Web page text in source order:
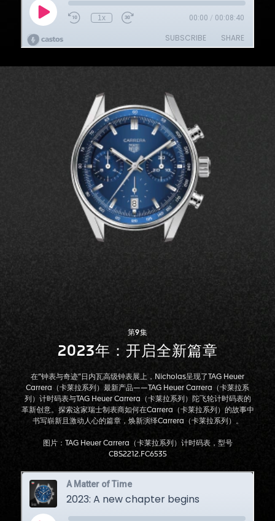
第9集
2023年：开启全新篇章
在“钟表与奇迹”日内瓦高级钟表展上，Nicholas呈现了TAG Heuer
Carrera（卡莱拉系列）最新产品——TAG Heuer Carrera（卡莱拉系
列）计时码表与TAG Heuer Carrera（卡莱拉系列）陀飞轮计时码表的
革新创意。探索这家瑞士制表商如何在Carrera（卡莱拉系列）的故事中
书写崭新且激动人心的篇章，焕新演绎Carrera（卡莱拉系列）。
图片：TAG Heuer Carrera（卡莱拉系列）计时码表，型号
CBS2212.FC6535